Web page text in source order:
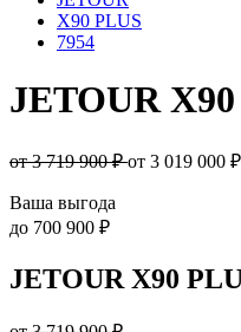
X90 PLUS
7954
JETOUR
от 3 719 900 ₽от 3 019 000 ₽
Ваша выгода
до 700 900 ₽
JETOUR X90